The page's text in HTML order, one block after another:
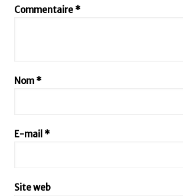
Commentaire *
Nom *
E-mail *
Site web